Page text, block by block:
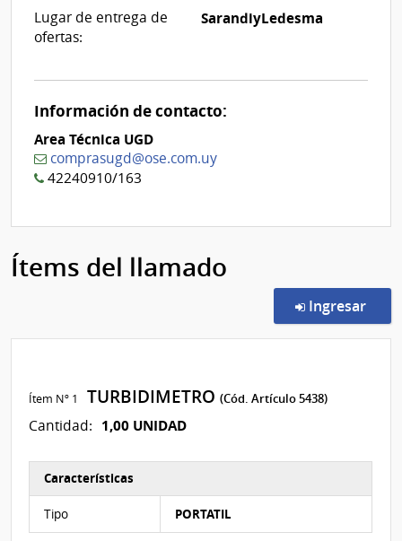
Lugar de entrega de
ofertas:
SarandiyLedesma
Información de contacto:
Area Técnica UGD
comprasugd@ose.com.uy
42240910/163
Ítems del llamado
Ingresar
Ítem Nº 1 TURBIDIMETRO(Cód. Artículo 5438)
Cantidad: 1,00 UNIDAD
Características
Tipo PORTATIL